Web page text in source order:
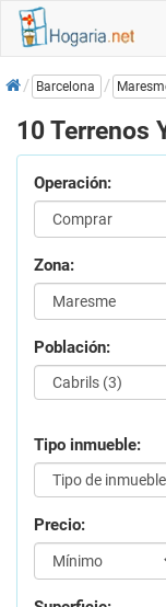
InicioBarcelona
10 Terrenos
Operación:
Zona:
Población:
Tipo inmueble:
Precio: